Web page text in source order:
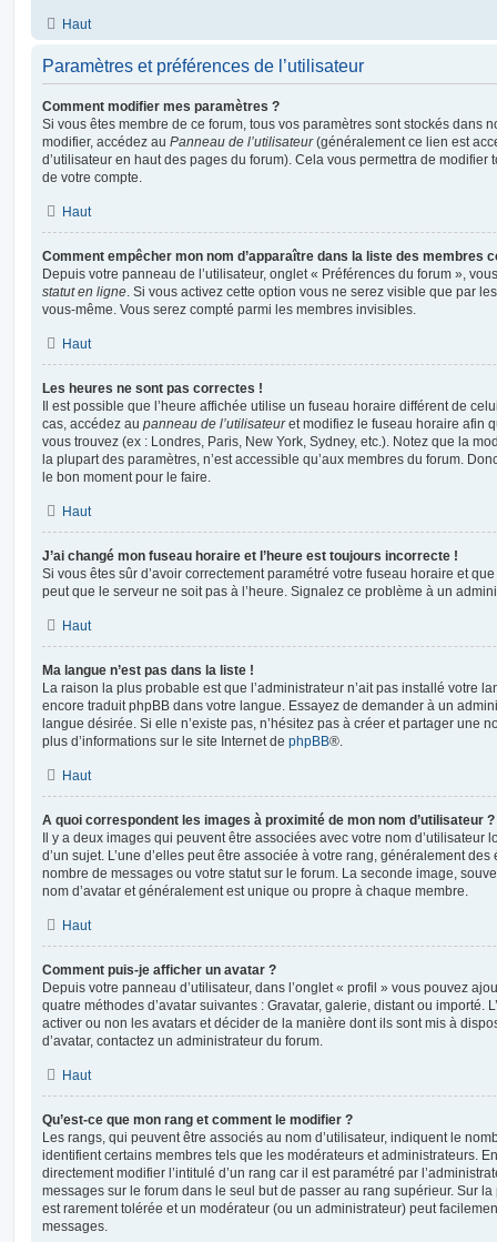
Haut
Paramètres et préférences de l’utilisateur
Comment modifier mes paramètres ?
Si vous êtes membre de ce forum, tous vos paramètres sont stockés dans
modifier, accédez au Panneau de l’utilisateur(généralement ce lien est
d’utilisateur en haut des pages du forum). Cela vous permettra de modifier
de votre compte.
Haut
Comment empêcher mon nom d’apparaître dans la liste des membres
Depuis votre panneau de l’utilisateur, onglet « Préférences du forum »,
statut en ligne . Si vous activez cette option vous ne serez visible que par
vous-même. Vous serez compté parmi les membres invisibles.
Haut
Les heures ne sont pas correctes !
Il est possible que l’heure affichée utilise un fuseau horaire différent de
cas, accédez au panneau de l’utilisateuret modifiez le fuseau horaire afin
vous trouvez (ex : Londres, Paris, New York, Sydney, etc.). Notez que la
la plupart des paramètres, n’est accessible qu’aux membres du forum.
le bon moment pour le faire.
Haut
J’ai changé mon fuseau horaire et l’heure est toujours incorrecte !
Si vous êtes sûr d’avoir correctement paramétré votre fuseau horaire et
peut que le serveur ne soit pas à l’heure. Signalez ce problème à un
Haut
Ma langue n’est pas dans la liste !
La raison la plus probable est que l’administrateur n’ait pas installé votre
encore traduit phpBB dans votre langue. Essayez de demander à un
langue désirée. Si elle n’existe pas, n’hésitez pas à créer et partager une
plus d’informations sur le site Internet de phpBB®.
Haut
A quoi correspondent les images à proximité de mon nom d’utilisateur ?
Il y a deux images qui peuvent être associées avec votre nom d’utilisateur
d’un sujet. L’une d’elles peut être associée à votre rang, généralement
nombre de messages ou votre statut sur le forum. La seconde image,
nom d’avatar et généralement est unique ou propre à chaque membre.
Haut
Comment puis-je afficher un avatar ?
Depuis votre panneau d’utilisateur, dans l’onglet « profil » vous pouvez
quatre méthodes d’avatar suivantes : Gravatar, galerie, distant ou importé.
activer ou non les avatars et décider de la manière dont ils sont mis à
d’avatar, contactez un administrateur du forum.
Haut
Qu’est-ce que mon rang et comment le modifier ?
Les rangs, qui peuvent être associés au nom d’utilisateur, indiquent le
identifient certains membres tels que les modérateurs et administrateurs.
directement modifier l’intitulé d’un rang car il est paramétré par
messages sur le forum dans le seul but de passer au rang supérieur. Sur
est rarement tolérée et un modérateur (ou un administrateur) peut
messages.